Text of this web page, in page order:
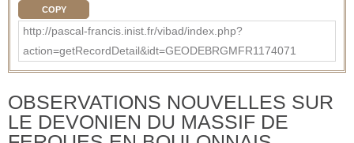
COPY
http://pascal-francis.inist.fr/vibad/index.php?
action=getRecordDetail&idt=GEODEBRGMFR1174071
OBSERVATIONS NOUVELLES SUR
LE DEVONIEN DU MASSIF DE